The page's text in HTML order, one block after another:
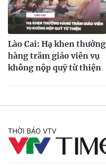
Lào Cai: Hạ khen thưởng
hàng trăm giáo viên vụ
không nộp quỹ từ thiện
THỜI BÁO VTV